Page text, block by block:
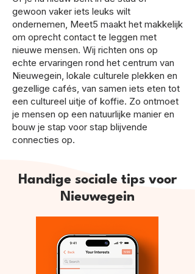
gewoon vaker iets leuks wilt
ondernemen, Meet5 maakt het makkelijk
om oprecht contact te leggen met
nieuwe mensen. Wij richten ons op
echte ervaringen rond het centrum van
Nieuwegein, lokale culturele plekken en
gezellige cafés, van samen iets eten tot
een cultureel uitje of koffie. Zo ontmoet
je mensen op een natuurlijke manier en
bouw je stap voor stap blijvende
connecties op.
Handige sociale tips voor
Nieuwegein